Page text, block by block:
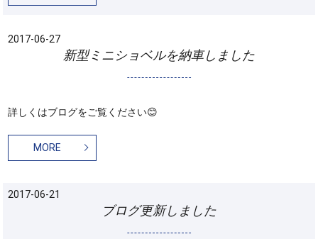
2017-06-27
新型ミニショベルを納車しました
詳しくはブログをご覧ください😊
MORE
2017-06-21
ブログ更新しました